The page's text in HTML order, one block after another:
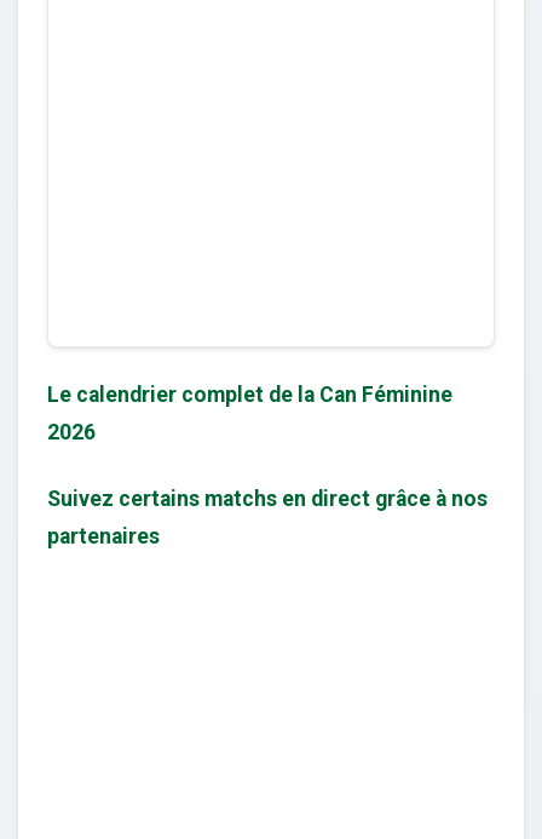
Le calendrier complet de la Can Féminine
2026
Suivez certains matchs en direct grâce à nos
partenaires